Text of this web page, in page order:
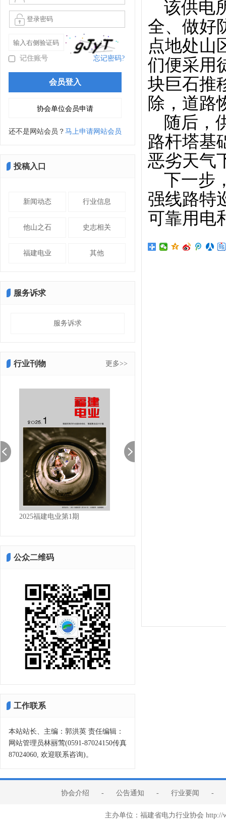
记住账号 忘记密码?
还不是网站会员？ 马上申请网站会员
投稿入口
新闻动态 行业信息
他山之石 史志相关
福建电业 其他
服务诉求
服务诉求
更多>>
行业刊物
2025福建电业第1期
公众二维码
工作联系
本站站长、主编：郭洪英 责任编辑：
网站管理员林丽莺(0591-87024150传真
87024060, 欢迎联系咨询)。
该供电
全、做好
点地处山
们便采用
块巨石推
除，道路
随后，
路杆塔基
恶劣天气
下一步
强线路特
可靠用电
协会介绍 - 公告通知 - 行业要闻 -
主办单位：福建省电力行业协会